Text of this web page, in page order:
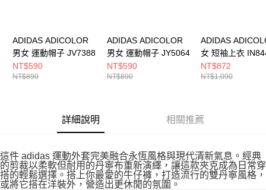
ADIDAS ADICOLOR
男女 運動帽子 JV7388
NT$590
NT$890
ADIDAS ADICOLOR
男女 運動帽子 JY5064
NT$590
NT$890
ADIDAS
女 短袖上衣
NT$872
NT$1,090
詳細說明 相關推薦
這件 adidas 運動外套完美融合永恆風格與現代清新氣息。經典
的剪裁以柔軟但耐用的丹寧布重新演繹，讓這款夾克成為日常穿
搭的輕鬆選擇。搭上你最愛的牛仔褲，打造流行的雙丹寧風格，
或將它搭在洋裝外，營造出更休閒的氛圍。